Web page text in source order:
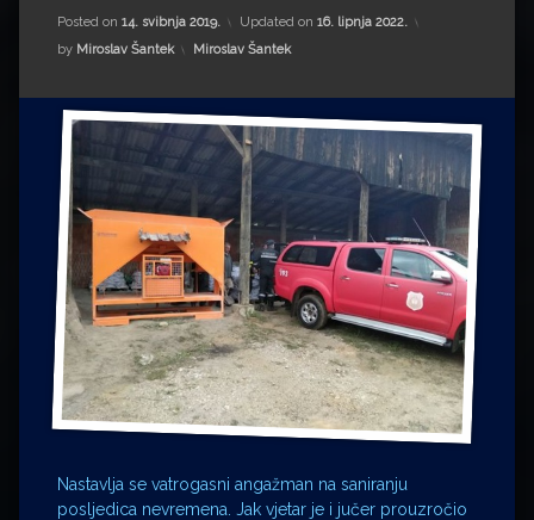
Drugi autori
Drugi autori
Matea Andrić
Ljiljana Lekanić-Kljaić
Željko Krznarić
Mario Lovreković
Miroslav Šantek
Posted on 14. svibnja 2019. Updated on 16. lipnja 2022.
by Miroslav Šantek Kategorije:
Miroslav Šantek
Nastavlja se vatrogasni angažman na saniranju
posljedica nevremena. Jak vjetar je i jučer prouzročio